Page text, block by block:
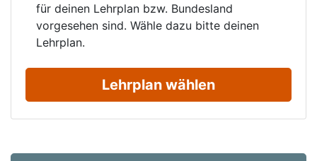
für deinen Lehrplan bzw. Bundesland
vorgesehen sind. Wähle dazu bitte deinen
Lehrplan.
Lehrplan wählen